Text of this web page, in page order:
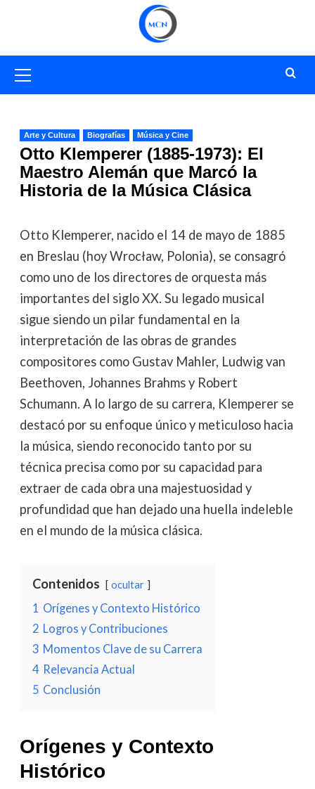
primario
Arte y Cultura Biografías Música y Cine
Otto Klemperer (1885-1973): El
Maestro Alemán que Marcó la
Historia de la Música Clásica
Otto Klemperer, nacido el 14 de mayo de 1885
en Breslau (hoy Wrocław, Polonia), se consagró
como uno de los directores de orquesta más
importantes del siglo XX. Su legado musical
sigue siendo un pilar fundamental en la
interpretación de las obras de grandes
compositores como Gustav Mahler, Ludwig van
Beethoven, Johannes Brahms y Robert
Schumann. A lo largo de su carrera, Klemperer se
destacó por su enfoque único y meticuloso hacia
la música, siendo reconocido tanto por su
técnica precisa como por su capacidad para
extraer de cada obra una majestuosidad y
profundidad que han dejado una huella indeleble
en el mundo de la música clásica.
Contenidos ocultar
1 Orígenes y Contexto Histórico
2 Logros y Contribuciones
3 Momentos Clave de su Carrera
4 Relevancia Actual
5 Conclusión
Orígenes y Contexto
Histórico